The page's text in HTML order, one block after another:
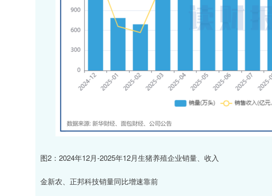
图2：2024年12月-2025年12月生猪养殖企业销量、收入
金新农、正邦科技销量同比增速靠前